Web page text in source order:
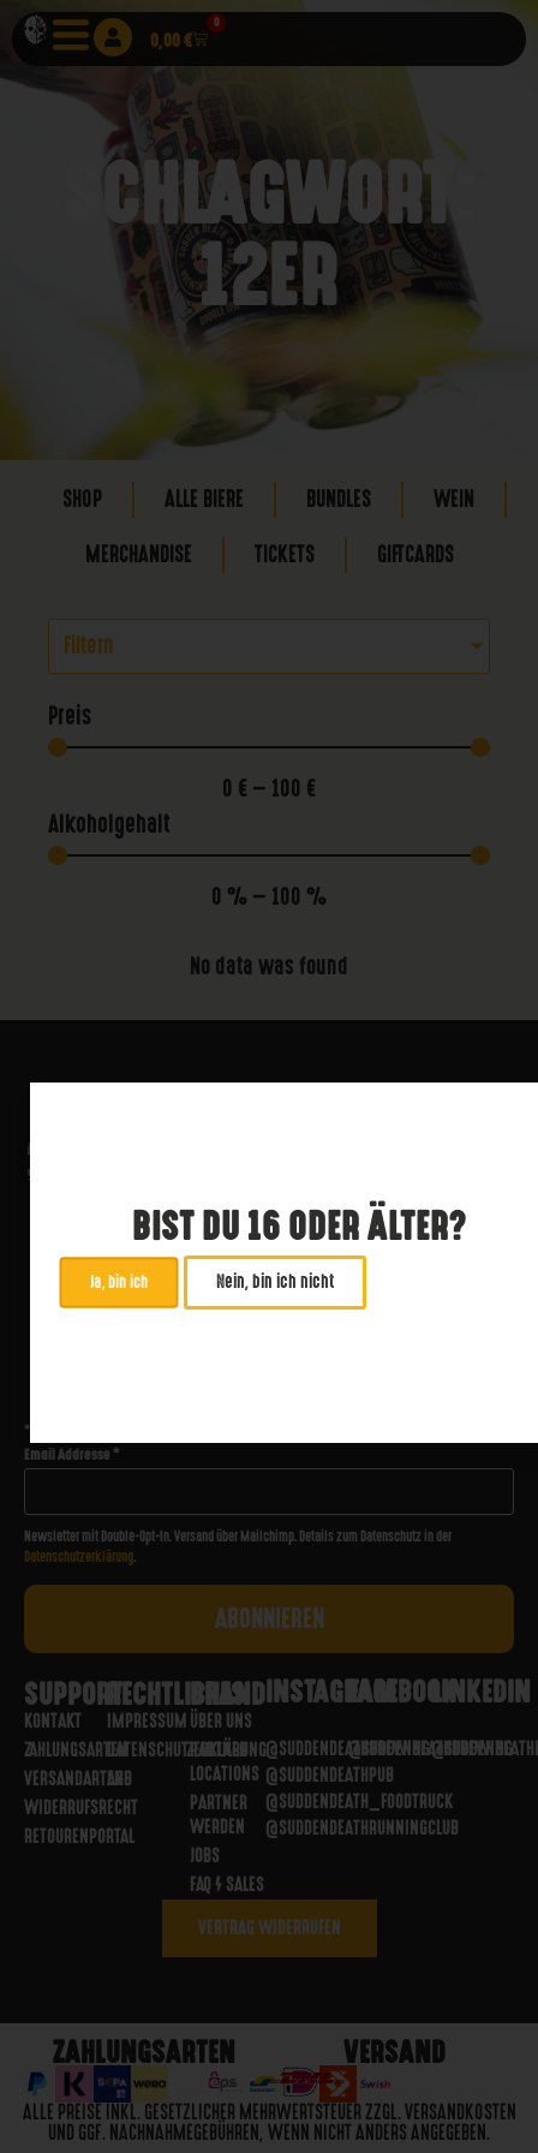
0,00€
0
SCHLAGWORT:
12ER
SHOP ALLE BIERE BUNDLES WEIN
MERCHANDISE TICKETS GIFTCARDS
Filtern
Preis
0 € — 100 €
Alkoholgehalt
0 % — 100 %
No data was found
*
Email Addresse*
Newsletter mit Double-Opt-In. Versand über Mailchimp. Details zum Datenschutz in der
Datenschutzerklärung.
SUPPORT
KONTAKT
ZAHLUNGSARTEN
VERSANDARTEN
WIDERRUFSRECHT
RETOURENPORTAL
RECHTLICHES
IMPRESSUM
DATENSCHUTZERKLÄRUNG
AGB
BRAND
ÜBER UNS
PARTNER
LOCATIONS
PARTNER
WERDEN
JOBS
FAQ / SALES
INSTAGRAM
@SUDDENDEATHBREWING
@SUDDENDEATHPUB
@SUDDENDEATH_FOODTRUCK
@SUDDENDEATHRUNNINGCLUB
FACEBOOK
@SUDDENDEATHBREWING
LINKEDIN
VERTRAG WIDERRUFEN
ZAHLUNGSARTEN VERSAND
ALLE PREISE INKL. GESETZLICHER MEHRWERTSTEUER ZZGL. VERSANDKOSTEN
UND GGF. NACHNAHMEGEBÜHREN, WENN NICHT ANDERS ANGEGEBEN.
BIST DU 16 ODER ÄLTER?
Ja, bin ich Nein, bin ich nicht